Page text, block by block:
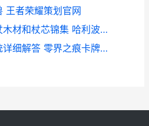
王者荣耀策划官网
哈利波特魔法觉醒魔杖木材和杖芯锦集 哈利波特魔法觉醒藏宝阁
零界之痕卡牌大师系统详细解答 零界之痕卡牌怎么搭配